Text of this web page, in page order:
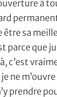
à
être sa
parce que
c’est
ne
prendre